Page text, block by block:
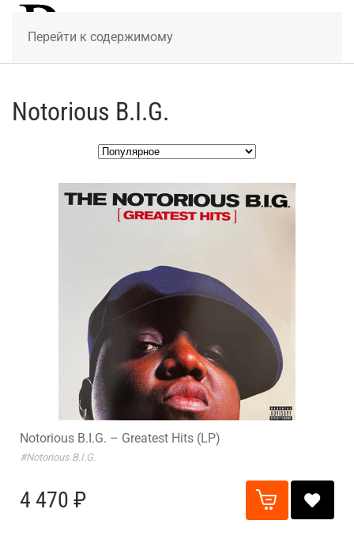
Перейти к содержимому
Notorious B.I.G.
Notorious B.I.G. – Greatest Hits (LP)
#Notorious B.I.G.
4 470 ₽